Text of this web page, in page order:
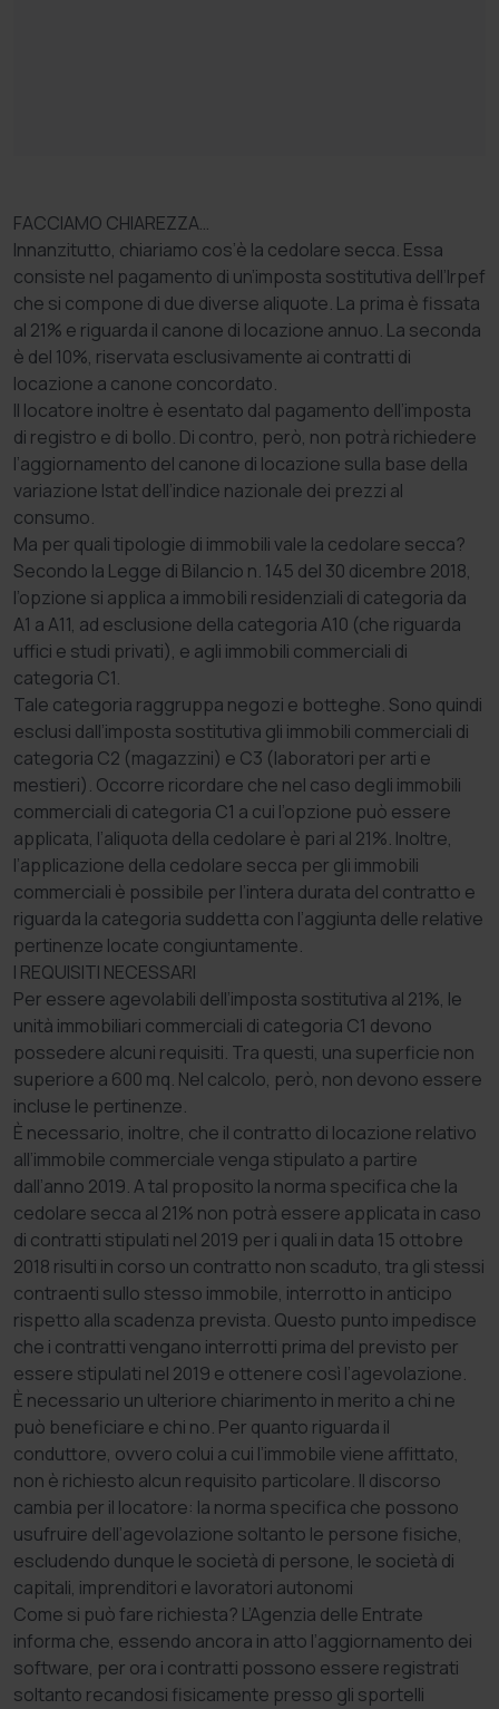
FACCIAMO CHIAREZZA…
Innanzitutto, chiariamo cos’è la cedolare secca. Essa
consiste nel pagamento di un’imposta sostitutiva dell’Irpef
che si compone di due diverse aliquote. La prima è fissata
al 21% e riguarda il canone di locazione annuo. La seconda
è del 10%, riservata esclusivamente ai contratti di
locazione a canone concordato.
Il locatore inoltre è esentato dal pagamento dell’imposta
di registro e di bollo. Di contro, però, non potrà richiedere
l’aggiornamento del canone di locazione sulla base della
variazione Istat dell’indice nazionale dei prezzi al
consumo.
Ma per quali tipologie di immobili vale la cedolare secca?
Secondo la Legge di Bilancio n. 145 del 30 dicembre 2018,
l’opzione si applica a immobili residenziali di categoria da
A1 a A11, ad esclusione della categoria A10 (che riguarda
uffici e studi privati), e agli immobili commerciali di
categoria C1.
Tale categoria raggruppa negozi e botteghe. Sono quindi
esclusi dall’imposta sostitutiva gli immobili commerciali di
categoria C2 (magazzini) e C3 (laboratori per arti e
mestieri). Occorre ricordare che nel caso degli immobili
commerciali di categoria C1 a cui l’opzione può essere
applicata, l’aliquota della cedolare è pari al 21%. Inoltre,
l’applicazione della cedolare secca per gli immobili
commerciali è possibile per l’intera durata del contratto e
riguarda la categoria suddetta con l’aggiunta delle relative
pertinenze locate congiuntamente.
I REQUISITI NECESSARI
Per essere agevolabili dell’imposta sostitutiva al 21%, le
unità immobiliari commerciali di categoria C1 devono
possedere alcuni requisiti. Tra questi, una superficie non
superiore a 600 mq. Nel calcolo, però, non devono essere
incluse le pertinenze.
È necessario, inoltre, che il contratto di locazione relativo
all’immobile commerciale venga stipulato a partire
dall’anno 2019. A tal proposito la norma specifica che la
cedolare secca al 21% non potrà essere applicata in caso
di contratti stipulati nel 2019 per i quali in data 15 ottobre
2018 risulti in corso un contratto non scaduto, tra gli stessi
contraenti sullo stesso immobile, interrotto in anticipo
rispetto alla scadenza prevista. Questo punto impedisce
che i contratti vengano interrotti prima del previsto per
essere stipulati nel 2019 e ottenere così l’agevolazione.
È necessario un ulteriore chiarimento in merito a chi ne
può beneficiare e chi no. Per quanto riguarda il
conduttore, ovvero colui a cui l’immobile viene affittato,
non è richiesto alcun requisito particolare. Il discorso
cambia per il locatore: la norma specifica che possono
usufruire dell’agevolazione soltanto le persone fisiche,
escludendo dunque le società di persone, le società di
capitali, imprenditori e lavoratori autonomi
Come si può fare richiesta? L’Agenzia delle Entrate
informa che, essendo ancora in atto l’aggiornamento dei
software, per ora i contratti possono essere registrati
soltanto recandosi fisicamente presso gli sportelli